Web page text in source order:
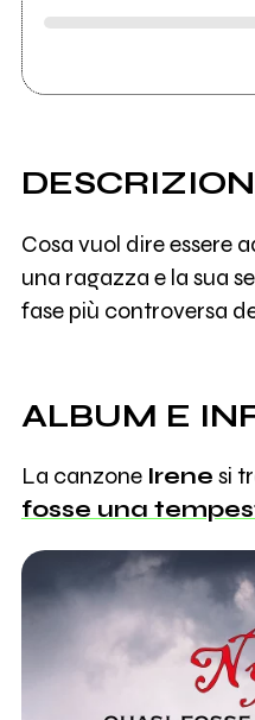
Cosa vuol dire essere
una ragazza e la sua
fase più controversa
ALBUM E
La canzone Irene si
fosse una